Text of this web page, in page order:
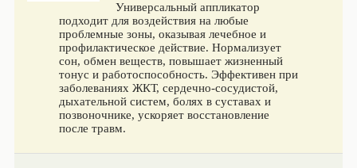
Универсальный аппликатор
подходит для воздействия на любые
проблемные зоны, оказывая лечебное и
профилактическое действие. Нормализует
сон, обмен веществ, повышает жизненный
тонус и работоспособность. Эффективен при
заболеваниях ЖКТ, сердечно-сосудистой,
дыхательной систем, болях в суставах и
позвоночнике, ускоряет восстановление
после травм.